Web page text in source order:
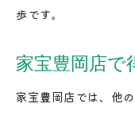
家宝豊岡
リサイク
歩です。
家宝豊岡店で
家宝豊岡店では、他